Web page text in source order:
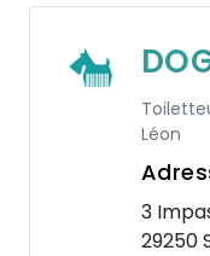
Léon
3
29250